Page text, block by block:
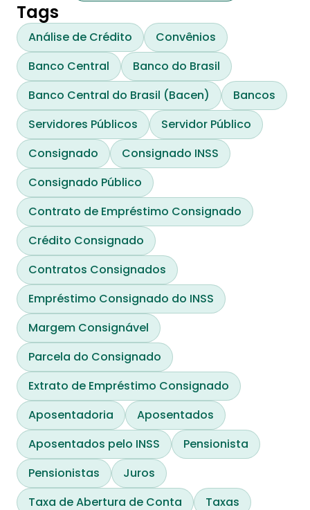
Tags
Análise de Crédito
Convênios
Banco Central
Banco do Brasil
Banco Central do Brasil (Bacen)
Bancos
Servidores Públicos
Servidor Público
Consignado
Consignado INSS
Consignado Público
Contrato de Empréstimo Consignado
Crédito Consignado
Contratos Consignados
Empréstimo Consignado do INSS
Margem Consignável
Parcela do Consignado
Extrato de Empréstimo Consignado
Aposentadoria
Aposentados
Aposentados pelo INSS
Pensionista
Pensionistas
Juros
Taxa de Abertura de Conta
Taxas